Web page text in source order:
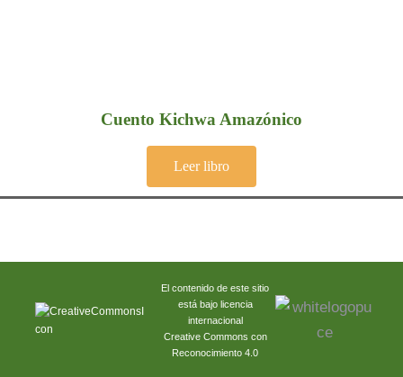
Cuento Kichwa Amazónico
Leer libro
El contenido de este sitio
está bajo licencia
internacional
Creative Commons con
Reconocimiento 4.0